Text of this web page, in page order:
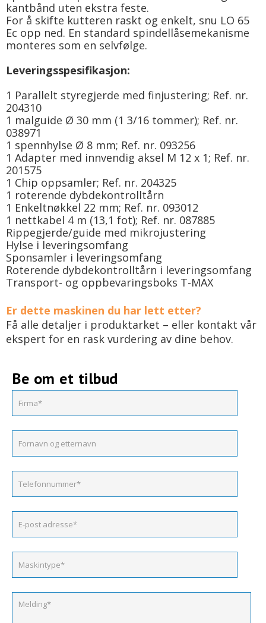
kantbånd uten ekstra feste.
For å skifte kutteren raskt og enkelt, snu LO 65
Ec opp ned. En standard spindellåsemekanisme
monteres som en selvfølge.
Leveringsspesifikasjon:
1 Parallelt styregjerde med finjustering; Ref. nr.
204310
1 malguide Ø 30 mm (1 3/16 tommer); Ref. nr.
038971
1 spennhylse Ø 8 mm; Ref. nr. 093256
1 Adapter med innvendig aksel M 12 x 1; Ref. nr.
201575
1 Chip oppsamler; Ref. nr. 204325
1 roterende dybdekontrolltårn
1 Enkeltnøkkel 22 mm; Ref. nr. 093012
1 nettkabel 4 m (13,1 fot); Ref. nr. 087885
Rippegjerde/guide med mikrojustering
Hylse i leveringsomfang
Sponsamler i leveringsomfang
Roterende dybdekontrolltårn i leveringsomfang
Transport- og oppbevaringsboks T-MAX
Er dette maskinen du har lett etter?
Få alle detaljer i produktarket – eller kontakt vår
ekspert for en rask vurdering av dine behov.
Be om et tilbud